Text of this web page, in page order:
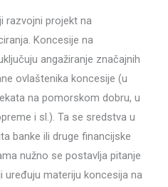
razvojni projekt na
Koncesije na
angažiranje značajnih
ovlaštenika koncesije (u
na pomorskom dobru, u
i sl.). Ta se sredstva u
banke ili druge financijske
nužno se postavlja pitanje
uređuju materiju koncesija na